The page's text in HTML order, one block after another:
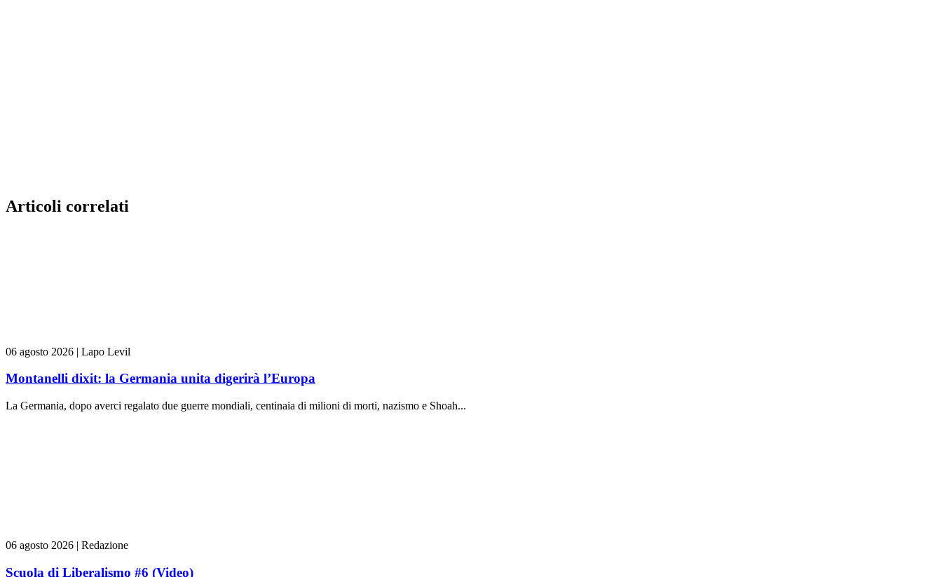
Articoli correlati
06 agosto 2026 | Lapo Levil
Montanelli dixit: la Germania unita digerirà l’Europa
La Germania, dopo averci regalato due guerre mondiali, centinaia di milioni di morti, nazismo e Shoah...
06 agosto 2026 | Redazione
Scuola di Liberalismo #6 (Video)